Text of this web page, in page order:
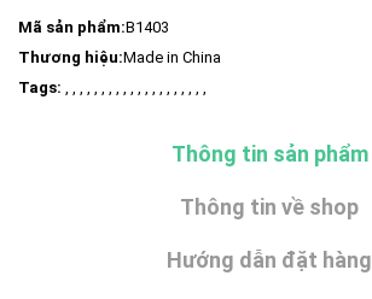
Mã sản phẩm:B1403
Thương hiệu:Made in China
Tags: , , , , , , , , , , , , , , , , , , , ,
Thông tin sản phẩm
Thông tin về shop
Hướng dẫn đặt hàng